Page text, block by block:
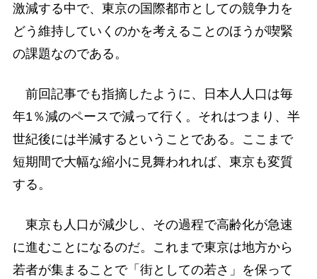
激減する中で、東京の国際都市としての競争力を
どう維持していくのかを考えることのほうが喫緊
の課題なのである。
前回記事でも指摘したように、日本人人口は毎
年1％減のペースで減って行く。それはつまり、半
世紀後には半減するということである。ここまで
短期間で大幅な縮小に見舞われれば、東京も変質
する。
東京も人口が減少し、その過程で高齢化が急速
に進むことになるのだ。これまで東京は地方から
若者が集まることで「街としての若さ」を保って